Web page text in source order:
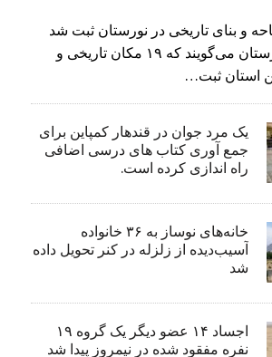
۱۹ ساحه و بنای تاریخی در نورستان ثبت شد
مقامات محلی نورستان می‌گویند که ۱۹ مکان تاریخی و
استان ثبت…
یک مرد جوان در قندهار کمپاین برای
جمع آوری کتاب های درسی اضافی
راه اندازی کرده است.
خانه‌های نوساز به ۳۶ خانواده
آسیب‌دیده از زلزله در کنر تحویل داده
شد
اجساد ۱۴ عضو دیگر یک گروه ۱۹
نفره مفقود شده در نیمروز پیدا شد